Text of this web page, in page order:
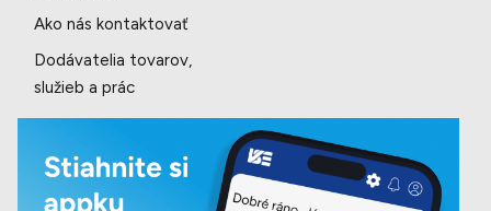
Ako nás kontaktovať
Dodávatelia tovarov,
služieb a prác